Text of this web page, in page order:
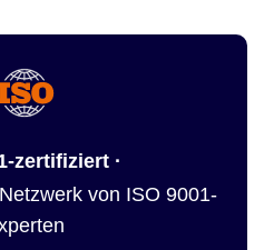
zertifiziert ·
von ISO 9001-